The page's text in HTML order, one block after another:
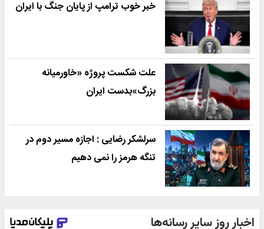
خبر خوب ترامپ از پایان جنگ با ایران
علت شکست پروژه «خاورمیانه
بزرگ»بدست ایران
سرلشکر رضایی : اجازه مسیر دوم در
تنگه هرمز را نمی دهیم